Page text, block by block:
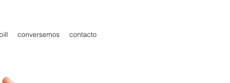
conversemos contacto